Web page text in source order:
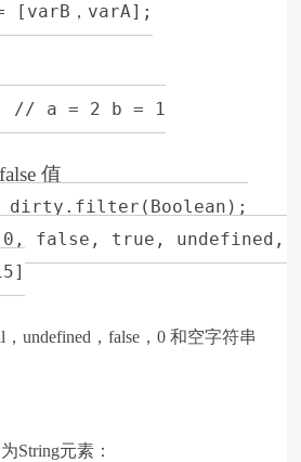
[varB，varA];
// a = 2 b = 1
值
dirty.filter(Boolean);
[0, false, true,
undefined，false，0 和空字符串
String元素：